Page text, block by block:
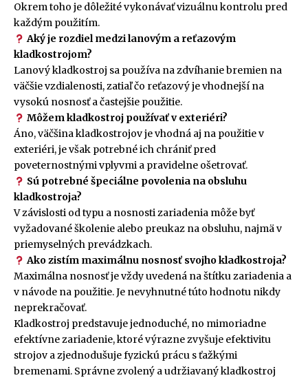
Okrem toho je dôležité vykonávať vizuálnu kontrolu pred
každým použitím.
Aký je rozdiel medzi lanovým a reťazovým
kladkostrojom?
Lanový kladkostroj sa používa na zdvíhanie bremien na
väčšie vzdialenosti, zatiaľ čo reťazový je vhodnejší na
vysokú nosnosť a častejšie použitie.
Môžem kladkostroj používať v exteriéri?
Áno, väčšina kladkostrojov je vhodná aj na použitie v
exteriéri, je však potrebné ich chrániť pred
poveternostnými vplyvmi a pravidelne ošetrovať.
Sú potrebné špeciálne povolenia na obsluhu
kladkostroja?
V závislosti od typu a nosnosti zariadenia môže byť
vyžadované školenie alebo preukaz na obsluhu, najmä v
priemyselných prevádzkach.
Ako zistím maximálnu nosnosť svojho kladkostroja?
Maximálna nosnosť je vždy uvedená na štítku zariadenia a
v návode na použitie. Je nevyhnutné túto hodnotu nikdy
neprekračovať.
Kladkostroj predstavuje jednoduché, no mimoriadne
efektívne zariadenie, ktoré výrazne zvyšuje efektivitu
strojov a zjednodušuje fyzickú prácu s ťažkými
bremenami. Správne zvolený a udržiavaný kladkostroj